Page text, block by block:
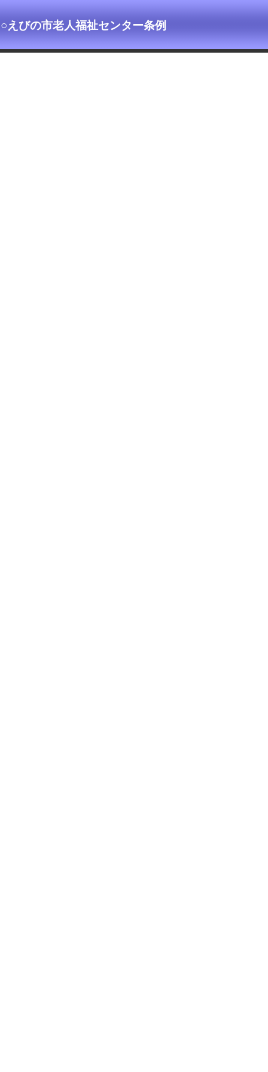
○えびの市老人福祉センター条例